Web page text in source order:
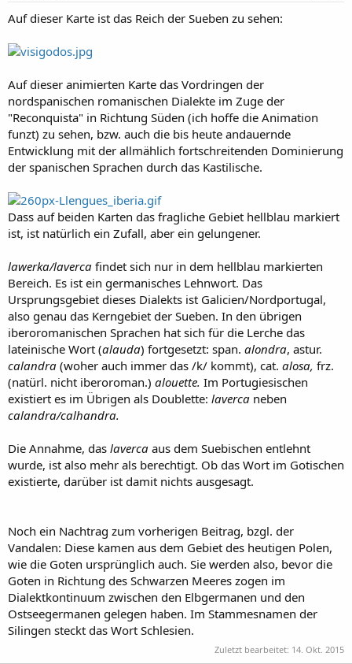
Auf dieser Karte ist das Reich der Sueben zu sehen:
Auf dieser animierten Karte das Vordringen der
nordspanischen romanischen Dialekte im Zuge der
"Reconquista" in Richtung Süden (ich hoffe die Animation
funzt) zu sehen, bzw. auch die bis heute andauernde
Entwicklung mit der allmählich fortschreitenden Dominierung
der spanischen Sprachen durch das Kastilische.
Dass auf beiden Karten das fragliche Gebiet hellblau markiert
ist, ist natürlich ein Zufall, aber ein gelungener.
lawerka/laverca findet sich nur in dem hellblau markierten
Bereich. Es ist ein germanisches Lehnwort. Das
Ursprungsgebiet dieses Dialekts ist Galicien/Nordportugal,
also genau das Kerngebiet der Sueben. In den übrigen
iberoromanischen Sprachen hat sich für die Lerche das
lateinische Wort (alauda) fortgesetzt: span. alondra, astur.
calandra (woher auch immer das /k/ kommt), cat. alosa, frz.
(natürl. nicht iberoroman.) alouette. Im Portugiesischen
existiert es im Übrigen als Doublette: laverca neben
calandra/calhandra.
Die Annahme, das laverca aus dem Suebischen entlehnt
wurde, ist also mehr als berechtigt. Ob das Wort im Gotischen
existierte, darüber ist damit nichts ausgesagt.
Noch ein Nachtrag zum vorherigen Beitrag, bzgl. der
Vandalen: Diese kamen aus dem Gebiet des heutigen Polen,
wie die Goten ursprünglich auch. Sie werden also, bevor die
Goten in Richtung des Schwarzen Meeres zogen im
Dialektkontinuum zwischen den Elbgermanen und den
Ostseegermanen gelegen haben. Im Stammesnamen der
Silingen steckt das Wort Schlesien.
Zuletzt bearbeitet: 14. Okt. 2015